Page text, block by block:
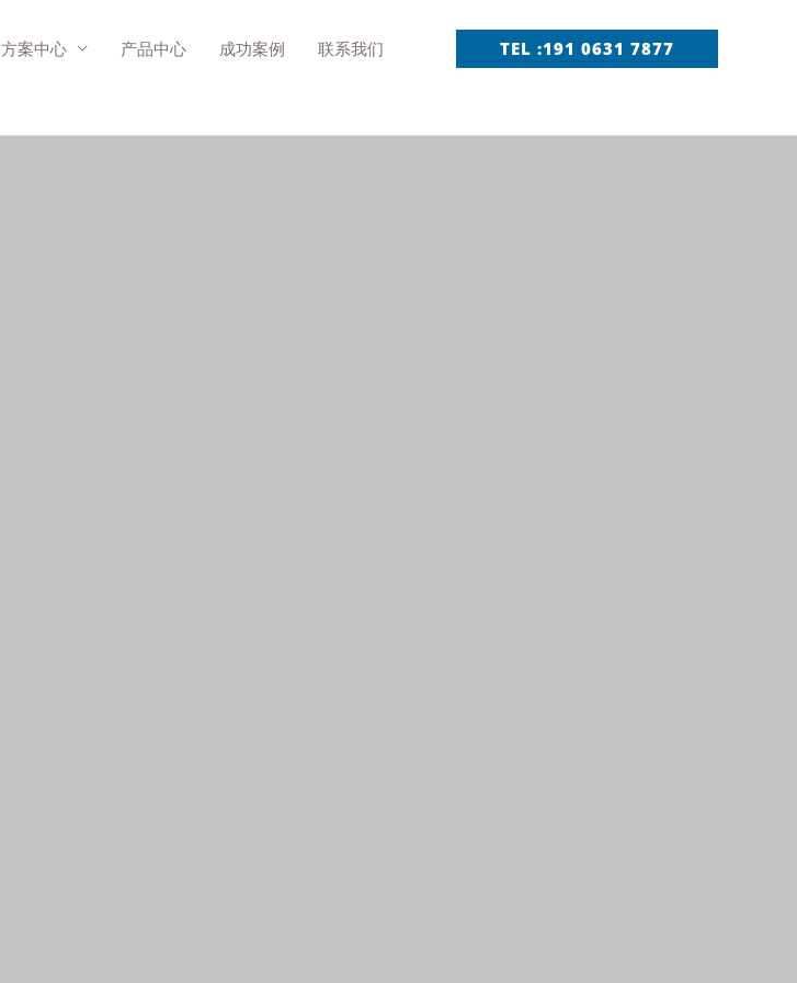
方案中心 产品中心 成功案例 联系我们 TEL :191 0631 7877